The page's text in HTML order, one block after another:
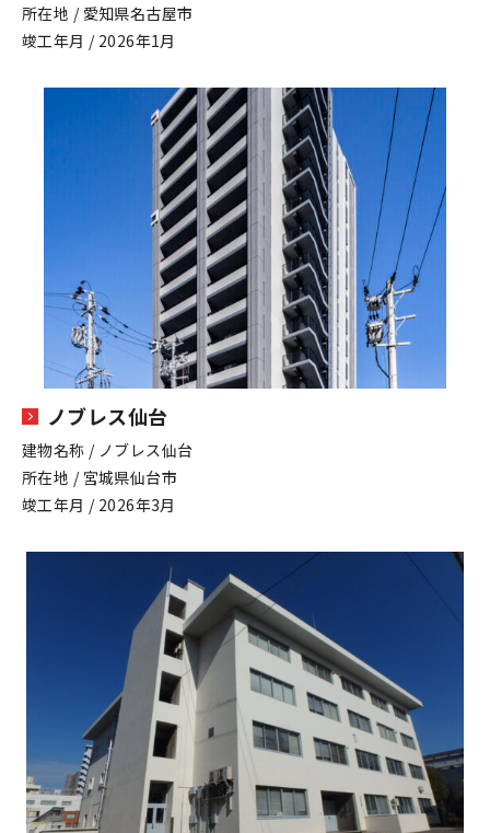
所在地 / 愛知県名古屋市
竣工年月 / 2026年1月
ノブレス仙台
建物名称 / ノブレス仙台
所在地 / 宮城県仙台市
竣工年月 / 2026年3月